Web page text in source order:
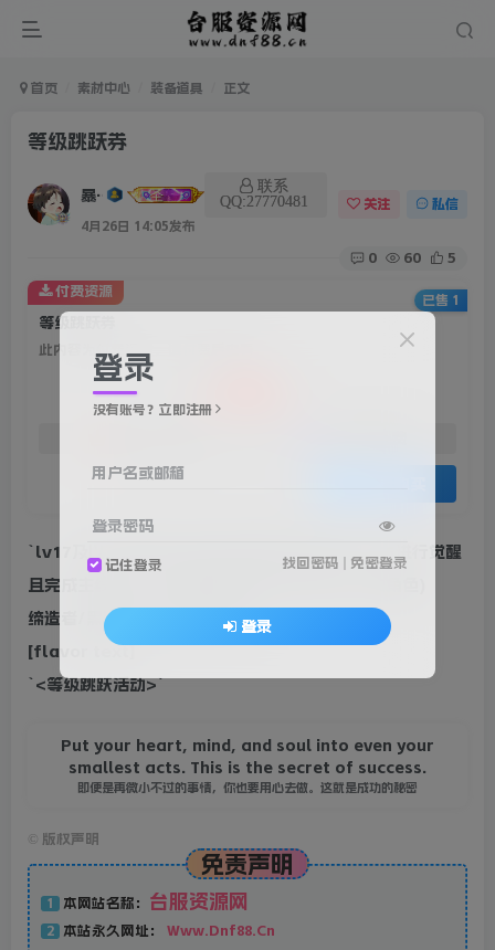
首页 素材中心 装备道具 正文
等级跳跃券
暴雨
联系
QQ:27770481
4月26日 14:05发布
关注 私信
0 60 5
等级跳跃券
此内容为付费资源，请付费后查看
付费资源
已售 1
`lv17及以下角色可以使用,使用后可以直升为lv55进行觉醒
且完成主线任务。(需要当前账号中有60级以上的角色)
缔造者/黑暗武士无法进行使用`
[flavor text]
`<等级跳跃活动>`
Put your heart, mind, and soul into even your
smallest acts. This is the secret of success.
即便是再微小不过的事情，你也要用心去做。这就是成功的秘密
版权声明
免责声明
1 本网站名称： 台服资源网
2 本站永久网址： Www.Dnf88.Cn
登录
没有账号？立即注册
用户名或邮箱
登录密码
记住登录 找回密码 免密登录
登录